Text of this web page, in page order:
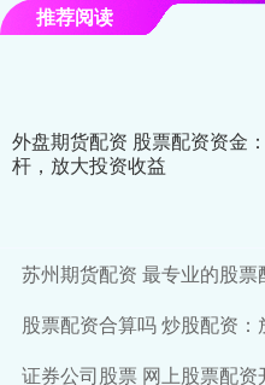
推荐阅读
外盘期货配资 股票配资资金
杆，放大投资收益
苏州期货配资 最专业的股
股票配资合算吗 炒股配资
证券公司股票 网上股票配